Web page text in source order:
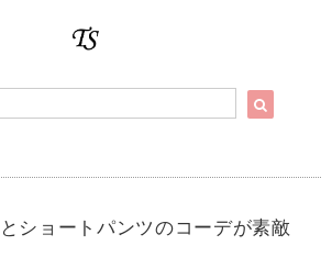
ショートパンツのコーデが素敵